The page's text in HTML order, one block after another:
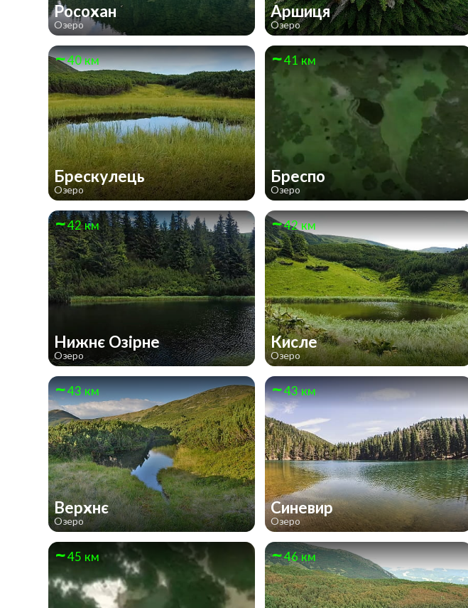
Росохан
Озеро
Аршиця
Озеро
40 км
Брескулeць
Озеро
41 км
Бреспо
Озеро
42 км
Нижнє Озірне
Озеро
42 км
Кисле
Озеро
43 км
Верхнє
Озеро
43 км
Синевир
Озеро
45 км 46 км